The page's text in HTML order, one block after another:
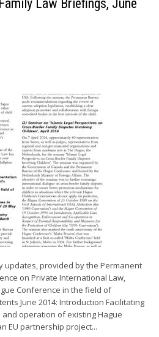
Law Briefings, June
updates, provided by the Permanent
on Private International Law,
Conference in the field of
June 2014: Introduction Facilitating
operation of existing Hague
EU partnership project...